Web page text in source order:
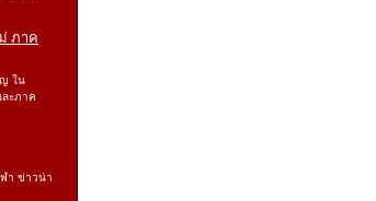
ภาค
ใน
ละภาค
า ข่าวน่า